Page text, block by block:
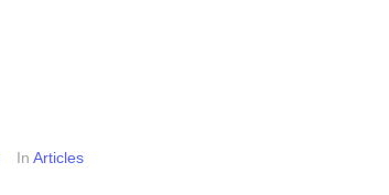
In Articles